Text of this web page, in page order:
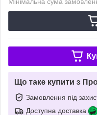
Що таке купити з
Замовлення під
Доступна доставка